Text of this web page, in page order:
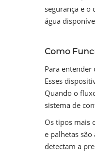
segurança e o
água
Como
Para entender
Esses
Quando o
sistema de
Os tipos mais
e palhetas
detectam a